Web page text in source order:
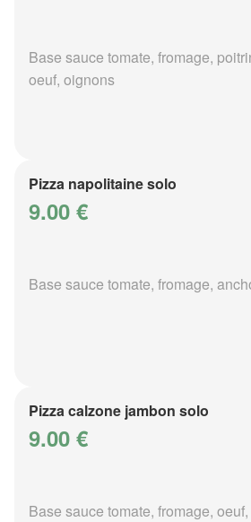
Base sauce tomate, fromage,
oeuf, oignons
Pizza napolitaine solo
9.00 €
Base sauce tomate, fromage,
Pizza calzone jambon solo
9.00 €
Base sauce tomate, fromage,